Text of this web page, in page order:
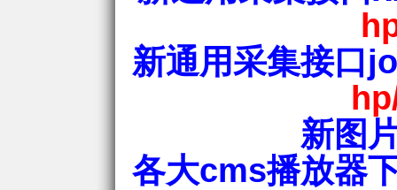
新通用采集接口
新图
各大cms播放器